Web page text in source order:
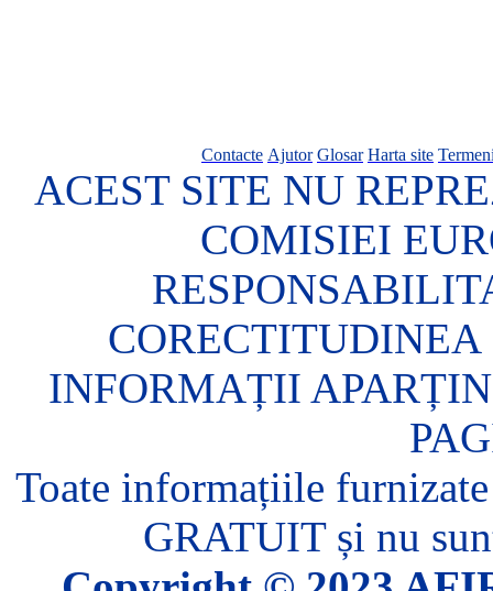
Contacte Ajutor Glosar Harta site
ACEST SITE NU
COMISIEI
CORECTITUDINEA
INFORMAȚII
Toate informațiile
GRATUIT și nu